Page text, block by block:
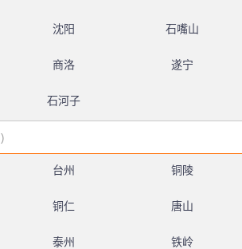
沈阳 石嘴山
商洛 遂宁
石河子
台州 铜陵
铜仁 唐山
泰州 铁岭